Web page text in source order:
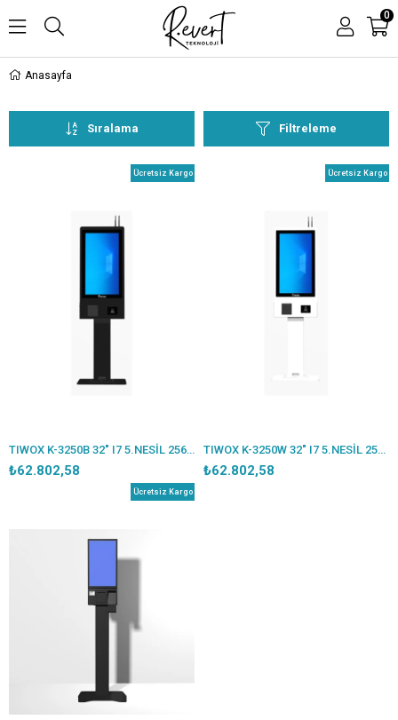
0
Anasayfa
Filtreleme
Sıralama
TIWOX K-3250B 32" I7 5.NESİL 256GB SSD 16GB RAM WIFI 80MM FİŞ YAZICI 2D OKUYUCU FHD DOKUNMATİK KIOSK AYAKLI SİYAH
₺62.802,58
Ücretsiz Kargo
TIWOX K-3250W 32" I7 5.NESİL 256GB SSD 16GB RAM WIFI 80MM FİŞ YAZICI 2D OKUYUCU FHD DOKUNMATİK KIOSK AYAKLI BEYAZ
₺62.802,58
Ücretsiz Kargo
Ücretsiz Kargo